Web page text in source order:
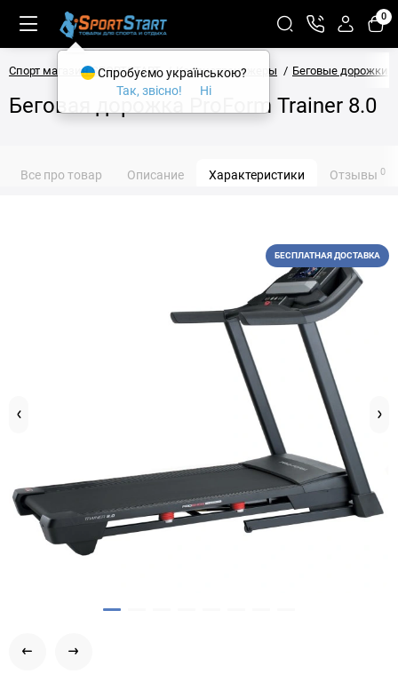
0
Спорт магазин SPORTSTART Кардиотренажеры Беговые дорожки
Беговая дорожка ProForm Trainer 8.0
Все про товар Описание Характеристики Отзывы 0
БЕСПЛАТНАЯ ДОСТАВКА
Спробуємо українською?
Так, звісно!
Ні